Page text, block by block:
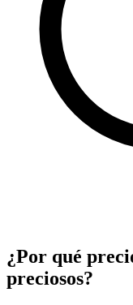
¿Por qué
preciosos?